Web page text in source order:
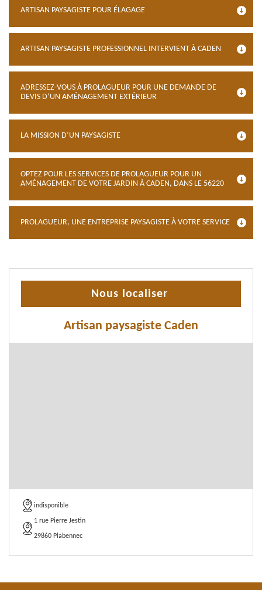
ARTISAN PAYSAGISTE POUR ÉLAGAGE
ARTISAN PAYSAGISTE PROFESSIONNEL INTERVIENT À CADEN
ADRESSEZ-VOUS À PROLAGUEUR POUR UNE DEMANDE DE
DEVIS D’UN AMÉNAGEMENT EXTÉRIEUR
LA MISSION D’UN PAYSAGISTE
OPTEZ POUR LES SERVICES DE PROLAGUEUR POUR UN
AMÉNAGEMENT DE VOTRE JARDIN À CADEN, DANS LE 56220
PROLAGUEUR, UNE ENTREPRISE PAYSAGISTE À VOTRE SERVICE
Nous localiser
Artisan paysagiste Caden
indisponible
1 rue Pierre Jestin
29860 Plabennec